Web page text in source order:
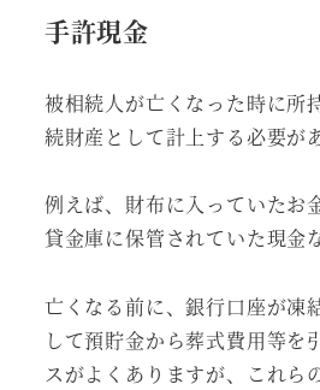
手許現金
被相続人が亡くなった時に所
続財産として計上する必要が
例えば、財布に入っていたお
貸金庫に保管されていた現金
亡くなる前に、銀行口座が凍
して預貯金から葬式費用等を
スがよくありますが、これら